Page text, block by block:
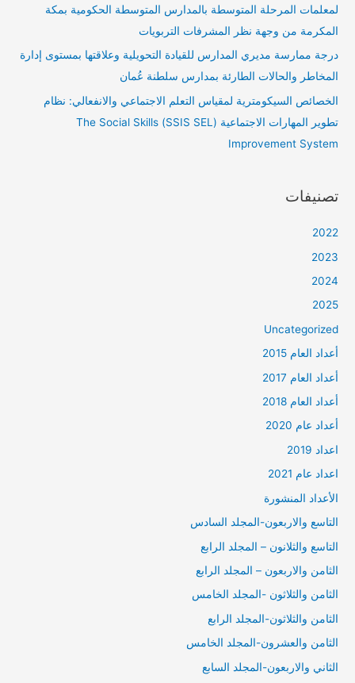
لمعلمات المرحلة المتوسطة بالمدارس المتوسطة الحكومية بمكة
المكرمة من وجهة نظر المشرفات التربويات
درجة ممارسة مديري المدارس للقيادة التحويلية وعلاقتها بمستوى إدارة
المخاطر والحالات الطارئة بمدارس سلطنة عُمان
الخصائص السيكومترية لمقياس التعلم الاجتماعي والانفعالي: نظام
تطوير المهارات الاجتماعية (SSIS SEL) The Social Skills
Improvement System
تصنيفات
2022
2023
2024
2025
Uncategorized
أعداد العام 2015
أعداد العام 2017
أعداد العام 2018
أعداد عام 2020
اعداد 2019
اعداد عام 2021
الأعداد المنشورة
التاسع والاربعون-المجلد السادس
التاسع والثلانون – المجلد الرابع
الثامن والاربعون – المجلد الرابع
الثامن والثلاثون -المجلد الخامس
الثامن والثلاثون-المجلد الرابع
الثامن والعشرون-المجلد الخامس
الثاني والاربعون-المجلد السابع